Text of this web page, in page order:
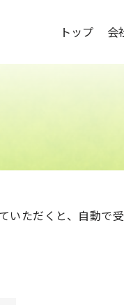
トップ 会
ただくと、自動で受